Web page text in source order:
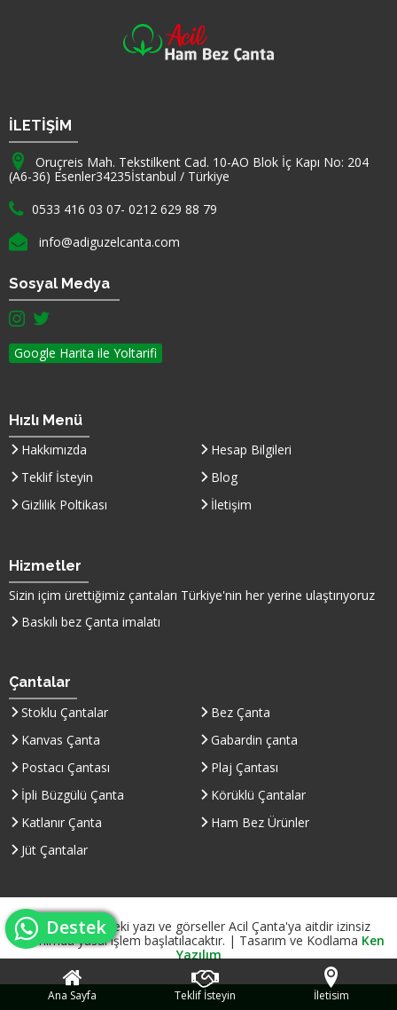
whatsapp canlı
Destek
İLETİŞİM
Adresimiz :
Oruçreis Mah. Tekstilkent Cad. 10-AO Blok İç Kapı No: 204
(A6-36) Esenler34235İstanbul / Türkiye
Telefon :
0533 416 03 07- 0212 629 88 79
E-mail :
info@adiguzelcanta.com
Sosyal Medya
instagram hesabımız(yeni sayfada açılır)
twitter hesabımız(yeni sayfada açılır)
Google Harita ile Yoltarifi
Hızlı Menü
Hakkımızda
Hesap Bilgileri
Teklif İsteyin
Blog
Gizlilik Poltikası
İletişim
Hizmetler
Sizin içim ürettiğimiz çantaları Türkiye'nin her yerine ulaştırıyoruz
Baskılı bez Çanta imalatı
Çantalar
Stoklu Çantalar
Bez Çanta
Kanvas Çanta
Gabardin çanta
Postacı Çantası
Plaj Çantası
İpli Büzgülü Çanta
Körüklü Çantalar
Katlanır Çanta
Ham Bez Ürünler
Jüt Çantalar
© Site içeriğindeki yazı ve görseller Acil Çanta'ya aitdir izinsiz
kullanımda yasal işlem başlatılacaktır. | Tasarım ve Kodlama Ken
Yazılım
Ana Sayfa Teklif İsteyin İletisim